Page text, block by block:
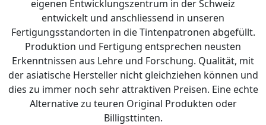
eigenen Entwicklungszentrum in der Schweiz
entwickelt und anschliessend in unseren
Fertigungsstandorten in die Tintenpatronen abgefüllt.
Produktion und Fertigung entsprechen neusten
Erkenntnissen aus Lehre und Forschung. Qualität, mit
der asiatische Hersteller nicht gleichziehen können und
dies zu immer noch sehr attraktiven Preisen. Eine echte
Alternative zu teuren Original Produkten oder
Billigsttinten.